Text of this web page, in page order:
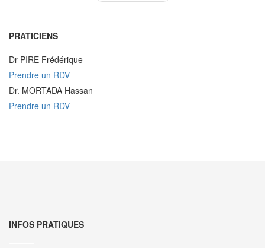
PRATICIENS
Dr PIRE Frédérique
Prendre un RDV
Dr. MORTADA Hassan
Prendre un RDV
INFOS PRATIQUES